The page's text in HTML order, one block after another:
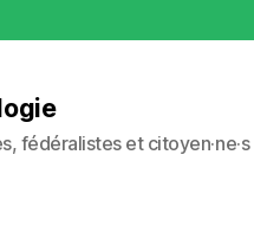
fédéralistes et